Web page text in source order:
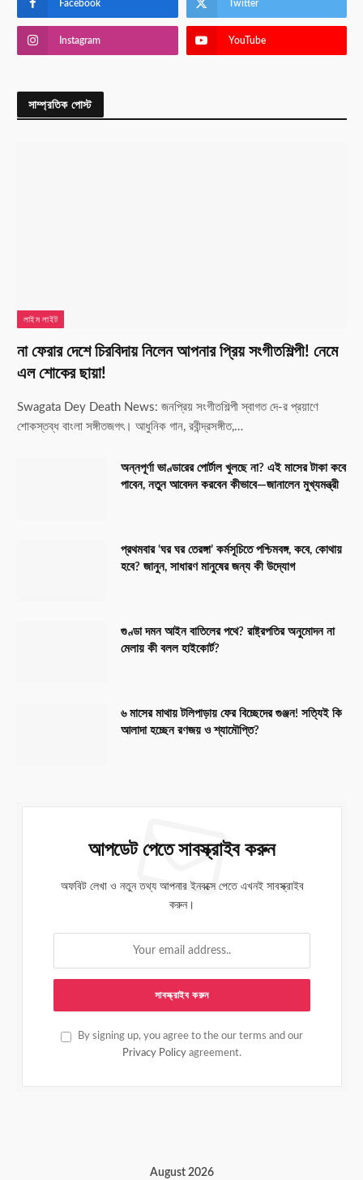
Facebook Twitter
Instagram YouTube
সাম্প্রতিক পোস্ট
লাইম লাইট
না ফেরার দেশে চিরবিদায় নিলেন আপনার প্রিয় সংগীতশিল্পী! নেমে
এল শোকের ছায়া!
Swagata Dey Death News: জনপ্রিয় সংগীতশিল্পী স্বাগত দে-র প্রয়াণে
শোকস্তব্ধ বাংলা সঙ্গীতজগৎ। আধুনিক গান, রবীন্দ্রসঙ্গীত,…
অন্নপূর্ণা ভাণ্ডারের পোর্টাল খুলছে না? এই মাসের টাকা কবে
পাবেন, নতুন আবেদন করবেন কীভাবে—জানালেন মুখ্যমন্ত্রী
প্রথমবার ‘ঘর ঘর তেরঙ্গা’ কর্মসূচিতে পশ্চিমবঙ্গ, কবে, কোথায়
হবে? জানুন, সাধারণ মানুষের জন্য কী উদ্যোগ
গুণ্ডা দমন আইন বাতিলের পথে? রাষ্ট্রপতির অনুমোদন না
মেলায় কী বলল হাইকোর্ট?
৬ মাসের মাথায় টলিপাড়ায় ফের বিচ্ছেদের গুঞ্জন! সত্যিই কি
আলাদা হচ্ছেন রণজয় ও শ্যামৌপ্তি?
আপডেট পেতে সাবস্ক্রাইব করুন
অফবিট লেখা ও নতুন তথ্য আপনার ইনবক্সে পেতে এখনই সাবস্ক্রাইব
করুন।
By signing up, you agree to the our terms and our
Privacy Policy agreement.
August 2026